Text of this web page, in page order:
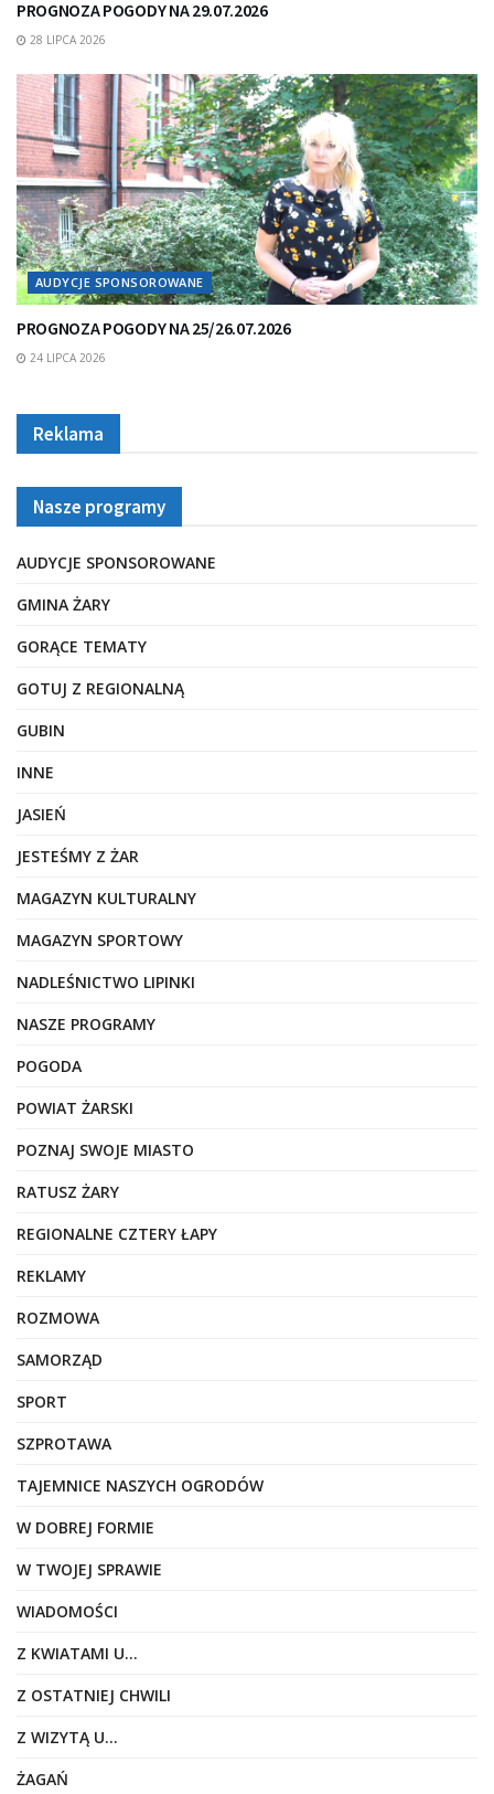
PROGNOZA POGODY NA 29.07.2026
28 LIPCA 2026
AUDYCJE SPONSOROWANE
PROGNOZA POGODY NA 25/26.07.2026
24 LIPCA 2026
Reklama
Nasze programy
AUDYCJE SPONSOROWANE
GMINA ŻARY
GORĄCE TEMATY
GOTUJ Z REGIONALNĄ
GUBIN
INNE
JASIEŃ
JESTEŚMY Z ŻAR
MAGAZYN KULTURALNY
MAGAZYN SPORTOWY
NADLEŚNICTWO LIPINKI
NASZE PROGRAMY
POGODA
POWIAT ŻARSKI
POZNAJ SWOJE MIASTO
RATUSZ ŻARY
REGIONALNE CZTERY ŁAPY
REKLAMY
ROZMOWA
SAMORZĄD
SPORT
SZPROTAWA
TAJEMNICE NASZYCH OGRODÓW
W DOBREJ FORMIE
W TWOJEJ SPRAWIE
WIADOMOŚCI
Z KWIATAMI U…
Z OSTATNIEJ CHWILI
Z WIZYTĄ U…
ŻAGAŃ